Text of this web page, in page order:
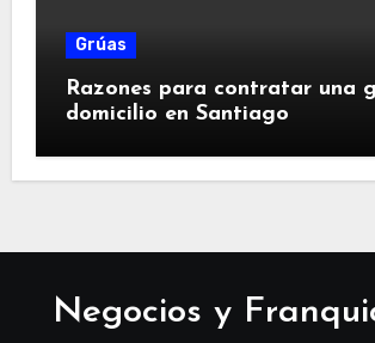
Grúas
Razones para contratar una
domicilio en Santiago
Negocios y